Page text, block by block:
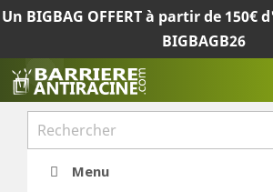
Un BIGBAG OFFERT à partir de 150€
BIGBAGB26
Menu